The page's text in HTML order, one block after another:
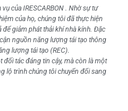
của IRESCARBON . Nhờ sự tư
của họ, chúng tôi đã thực hiện
giảm phát thải khí nhà kính. Đặc
nguồn năng lượng tái tạo thông
lượng tái tạo (REC).
đối tác đáng tin cậy, mà còn là một
lộ trình chúng tôi chuyển đổi sang